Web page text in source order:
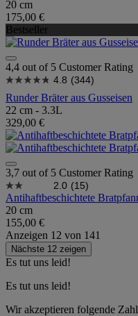
20 cm
175,00 €
Bestseller
4,4 out of 5 Customer Rating
4.8 (344)
Runder Bräter aus Gusseisen
22 cm - 3.3L
329,00 €
3,7 out of 5 Customer Rating
2.0 (15)
Antihaftbeschichtete
20 cm
155,00 €
Anzeigen 12 von 141
Nächste 12 zeigen
Es tut uns leid!
Es tut uns leid!
Wir akzeptieren folgende